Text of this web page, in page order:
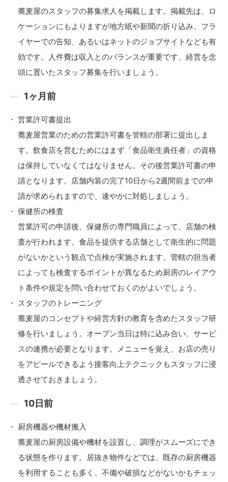
蕎麦屋のスタッフの募集求人を掲載します。掲載先は、ロ
ケーションにもよりますが地方紙や新聞の折り込み、フラ
イヤーでの告知、あるいはネットのジョブサイトなども有
効です。人件費は収入とのバランスが重要です。経営を念
頭に置いたスタッフ募集を行いましょう。
1ヶ月前
営業許可書提出
蕎麦屋営業のための営業許可書を管轄の部署に提出しま
す。飲食店を営むためにはまず「食品衛生責任者」の資格
は保持していなくてはなりません。その後営業許可書の申
請となります。店舗内装の完了10日から2週間前までの申
請が求められますので、速やかに対処しましょう。
保健所の検査
営業許可の申請後、保健所の専門職員によって、店舗の検
査が行われます。食品を提供する店舗として衛生的に問題
がないかという観点で点検が実施されます。管轄の担当者
によっても検査するポイントが異なるため厨房のレイアウ
ト条件や規定を問い合わせておくのがよいでしょう。
スタッフのトレーニング
蕎麦屋のコンセプトや経営方針の教育を含めたスタッフ研
修を行いましょう。オープン当日は特に込み合い、サービ
スの連携が必要となります。メニューを覚え、お店の売り
をアピールできるよう接客向上テクニックもスタッフに浸
透させておきましょう。
10日前
厨房機器や機材搬入
蕎麦屋の厨房設備や機材を設置し、調理がスムーズにでき
る状態を作ります。居抜き物件などでは、既存の厨房機器
を利用することも多く、不備や破損などがないかもチェッ